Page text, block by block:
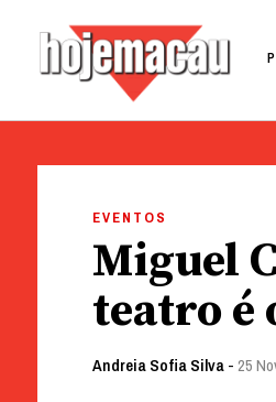
EVENTOS
Miguel
teatro é
Andreia Sofia Silva- 25